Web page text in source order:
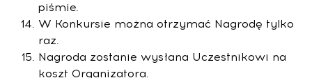
piśmie.
W Konkursie można otrzymać Nagrodę tylko
raz.
Nagroda zostanie wysłana Uczestnikowi na
koszt Organizatora.